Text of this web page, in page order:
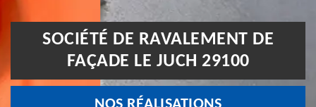
SOCIÉTÉ DE RAVALEMENT DE
FAÇADE LE JUCH 29100